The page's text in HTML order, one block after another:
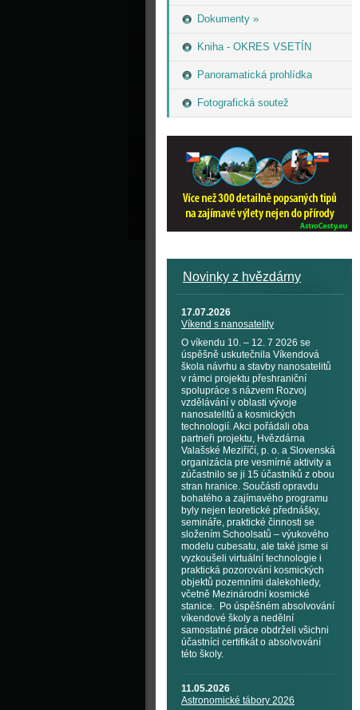
Dokumenty »
Kniha - OKRES VSETÍN
Panoramatická prohlídka
Fotografická soutež
Novinky z hvězdárny
17.07.2026
Víkend s nanosatelity
O víkendu 10. – 12. 7 2026 se
úspěšně uskutečnila Víkendová
škola návrhu a stavby nanosatelitů
v rámci projektu přeshraniční
spolupráce s názvem Rozvoj
vzdělávání v oblasti vývoje
nanosatelitů a kosmických
technologií. Akci pořádali oba
partneři projektu, Hvězdárna
Valašské Meziříčí, p. o. a Slovenská
organizácia pre vesmírné aktivity a
zúčastnilo se ji 15 účastníků z obou
stran hranice. Součástí opravdu
bohatého a zajímavého programu
byly nejen teoretické přednášky,
semináře, praktické činnosti se
složením Schoolsatů – výukového
modelu cubesatu, ale také jsme si
vyzkoušeli virtuální technologie i
praktická pozorování kosmických
objektů pozemními dalekohledy,
včetně Mezinárodní kosmické
stanice. Po úspěšném absolvování
víkendové školy a nedělní
samostatné práce obdrželi všichni
účastníci certifikát o absolvování
této školy.
11.05.2026
Astronomické tábory 2026